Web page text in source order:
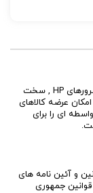
روناک شاپ یک فروشگاه اختصاصی در زمینه فروش سرورهای HP , سخت
عرضه کالاهای
ای را برای
و آئین نامه های
جمهوری